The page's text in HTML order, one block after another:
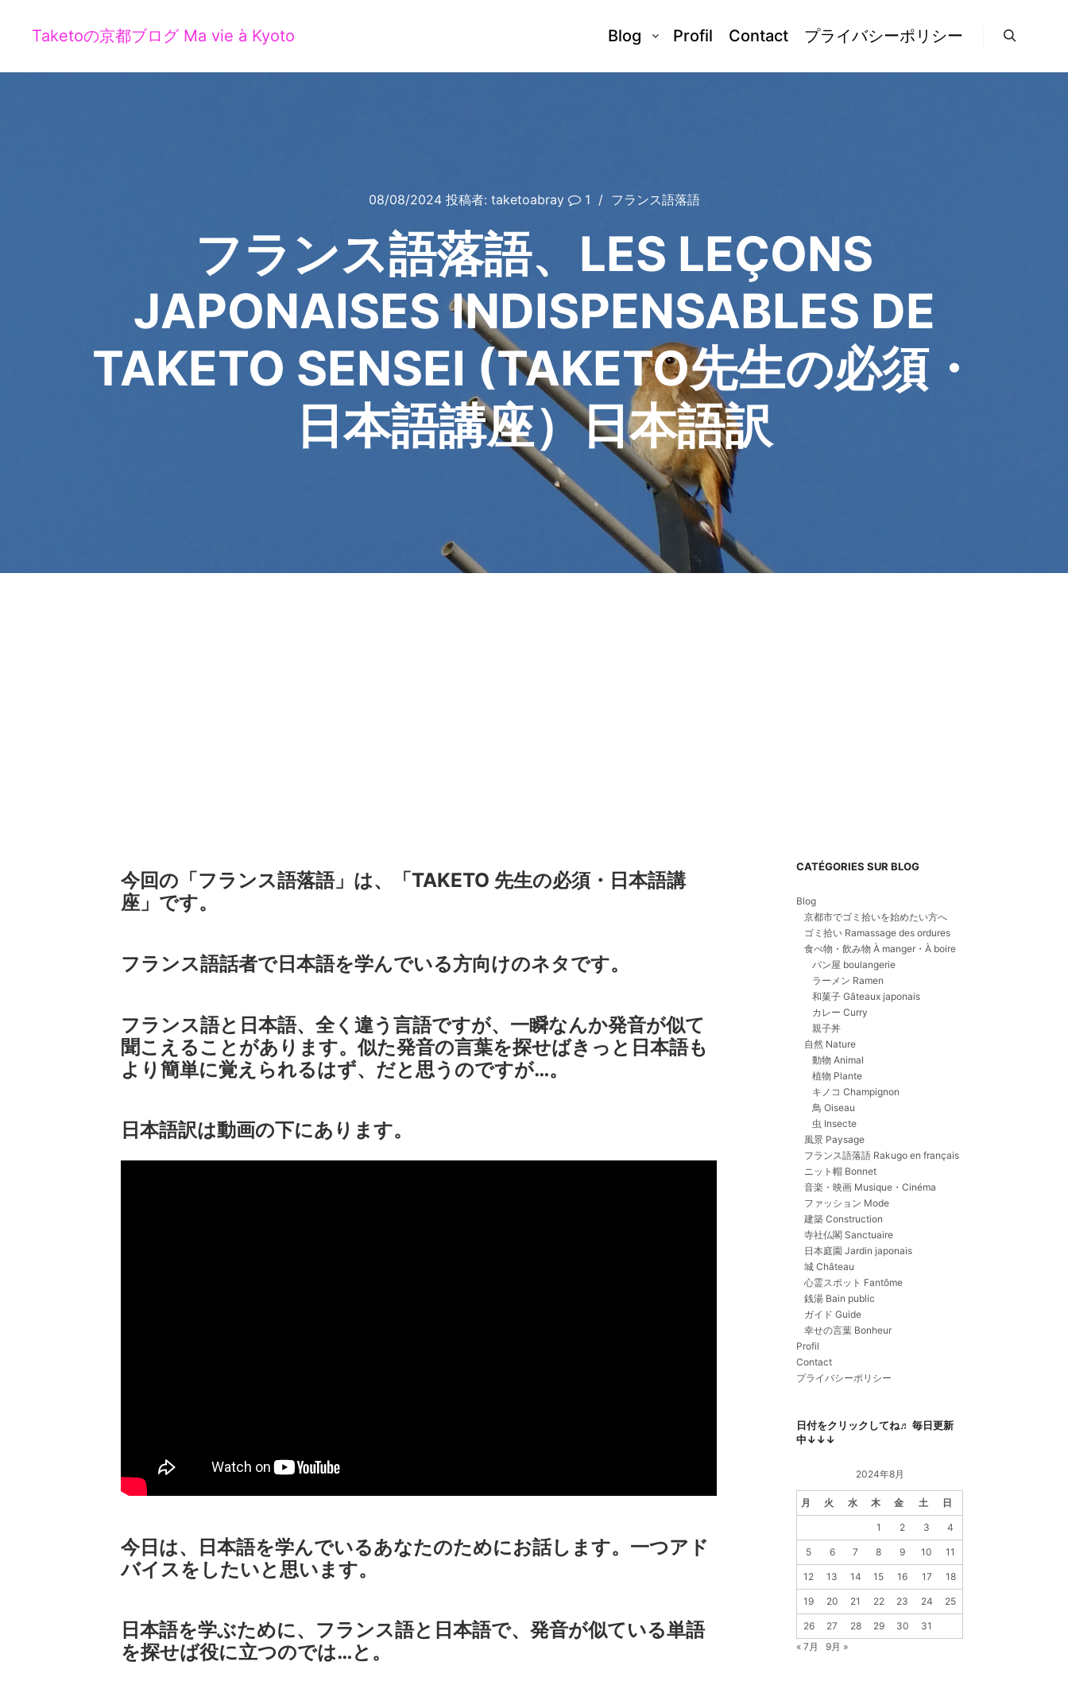
Taketoの京都ブログ Ma vie à Kyoto Blog Profil Contact プライバシーポリシー
08/08/2024投稿者: taketoabray 1 フランス語落語
フランス語落語、LES LEÇONS
JAPONAISES INDISPENSABLES DE
TAKETO SENSEI (TAKETO先生の必須・
日本語講座）日本語訳
今回の「フランス語落語」は、「TAKETO 先生の必須・日本語講
座」です。
フランス語話者で日本語を学んでいる方向けのネタです。
フランス語と日本語、全く違う言語ですが、一瞬なんか発音が似て
聞こえることがあります。似た発音の言葉を探せばきっと日本語も
より簡単に覚えられるはず、だと思うのですが…。
日本語訳は動画の下にあります。
今日は、日本語を学んでいるあなたのためにお話します。一つアド
バイスをしたいと思います。
日本語を学ぶために、フランス語と日本語で、発音が似ている単語
を探せば役に立つのでは…と。
CATÉGORIES SUR BLOG
Blog
京都市でゴミ拾いを始めたい方へ
ゴミ拾い Ramassage des ordures
食べ物・飲み物 À manger・À boire
パン屋 boulangerie
ラーメン Ramen
和菓子 Gâteaux japonais
カレー Curry
親子丼
自然 Nature
動物 Animal
植物 Plante
キノコ Champignon
鳥 Oiseau
虫 Insecte
風景 Paysage
フランス語落語 Rakugo en français
ニット帽 Bonnet
音楽・映画 Musique・Cinéma
ファッション Mode
建築 Construction
寺社仏閣 Sanctuaire
日本庭園 Jardin japonais
城 Château
心霊スポット Fantôme
銭湯 Bain public
ガイド Guide
幸せの言葉 Bonheur
Profil
Contact
プライバシーポリシー
日付をクリックしてね♬ 毎日更新
中↓↓↓
2024年8月
月 火 水 木 金 土 日
1 2 3 4
5 6 7 8 9 10 11
12 13 14 15 16 17 18
19 20 21 22 23 24 25
26 27 28 29 30
31
« 7月
9月 »